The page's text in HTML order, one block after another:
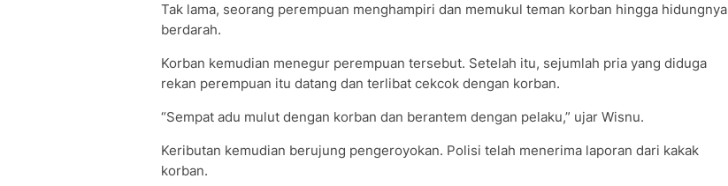
Tak lama, seorang perempuan menghampiri dan memukul teman korban hingga hidungnya
berdarah.
Korban kemudian menegur perempuan tersebut. Setelah itu, sejumlah pria yang diduga
rekan perempuan itu datang dan terlibat cekcok dengan korban.
“Sempat adu mulut dengan korban dan berantem dengan pelaku,” ujar Wisnu.
Keributan kemudian berujung pengeroyokan. Polisi telah menerima laporan dari kakak
korban.